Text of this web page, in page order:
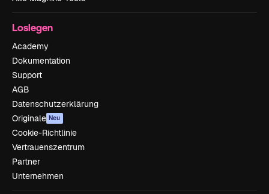
Loslegen
Academy
Dokumentation
Support
AGB
Datenschutzerklärung
Originale Neu
Cookie-Richtlinie
Vertrauenszentrum
Partner
Unternehmen